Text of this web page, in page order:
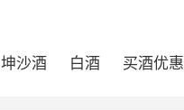
坤沙酒 白酒 买酒优惠